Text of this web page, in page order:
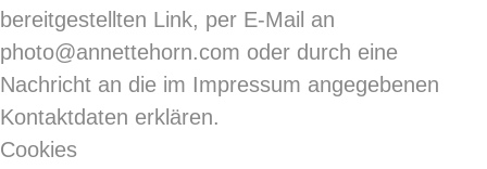
bereitgestellten Link, per E-Mail an
photo@annettehorn.com oder durch eine
Nachricht an die im Impressum angegebenen
Kontaktdaten erklären.
Cookies